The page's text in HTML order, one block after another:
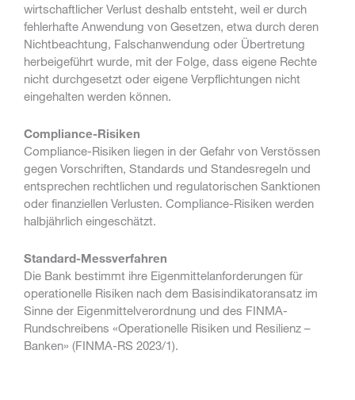
wirtschaftlicher Verlust deshalb entsteht, weil er durch
fehlerhafte Anwendung von Gesetzen, etwa durch deren
Nichtbeachtung, Falschanwendung oder Übertretung
herbeigeführt wurde, mit der Folge, dass eigene Rechte
nicht durchgesetzt oder eigene Verpflichtungen nicht
eingehalten werden können.
Compliance-Risiken
Compliance-Risiken liegen in der Gefahr von Verstössen
gegen Vorschriften, Standards und Standesregeln und
entsprechen rechtlichen und regulatorischen Sanktionen
oder finanziellen Verlusten. Compliance-Risiken werden
halbjährlich eingeschätzt.
Standard-Messverfahren
Die Bank bestimmt ihre Eigenmittelanforderungen für
operationelle Risiken nach dem Basisindikatoransatz im
Sinne der Eigenmittelverordnung und des FINMA-
Rundschreibens «Operationelle Risiken und Resilienz –
Banken» (FINMA-RS 2023/1).